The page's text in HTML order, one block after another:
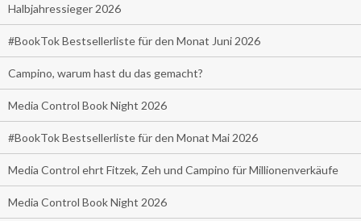
Halbjahressieger 2026
#BookTok Bestsellerliste für den Monat Juni 2026
Campino, warum hast du das gemacht?
Media Control Book Night 2026
#BookTok Bestsellerliste für den Monat Mai 2026
Media Control ehrt Fitzek, Zeh und Campino für Millionenverkäufe
Media Control Book Night 2026